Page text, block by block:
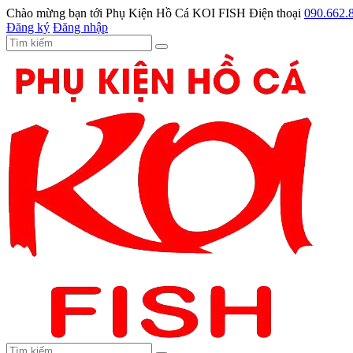
Chào mừng bạn tới Phụ Kiện Hồ Cá KOI FISH Điện thoại
Đăng ký Đăng nhập